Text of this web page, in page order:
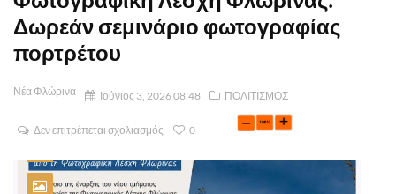
Δωρεάν σεμινάριο φωτογραφίας
πορτρέτου
Νέα Φλώρινα Ιούνιος 3, 2026 08:48 ΠΟΛΙΤΙΣΜΟΣ
Δεν επιτρέπεται σχολιασμός 0